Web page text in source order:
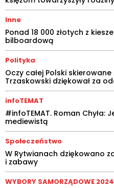
Inne
Ponad 18 000 złotych z
bilboardową
Polityka
Oczy całej Polski
Trzaskowski dziękował za
infoTEMAT
#infoTEMAT. Roman Chyła:
mediewistą
Społeczeństwo
W Rytwianach dziękowano
i zabawy
WYBORY SAMORZĄDOWE 2024